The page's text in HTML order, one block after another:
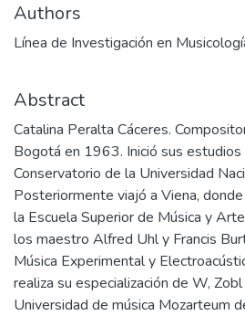
Authors
Línea de Investigación en
Abstract
Catalina Peralta Cáceres.
Bogotá en 1963. Inició sus
Conservatorio de la Universidad
Posteriormente viajó a Viena,
la Escuela Superior de Música y
los maestro Alfred Uhl y Francis
Música Experimental y
realiza su especialización de W,
Universidad de música Mozarteum